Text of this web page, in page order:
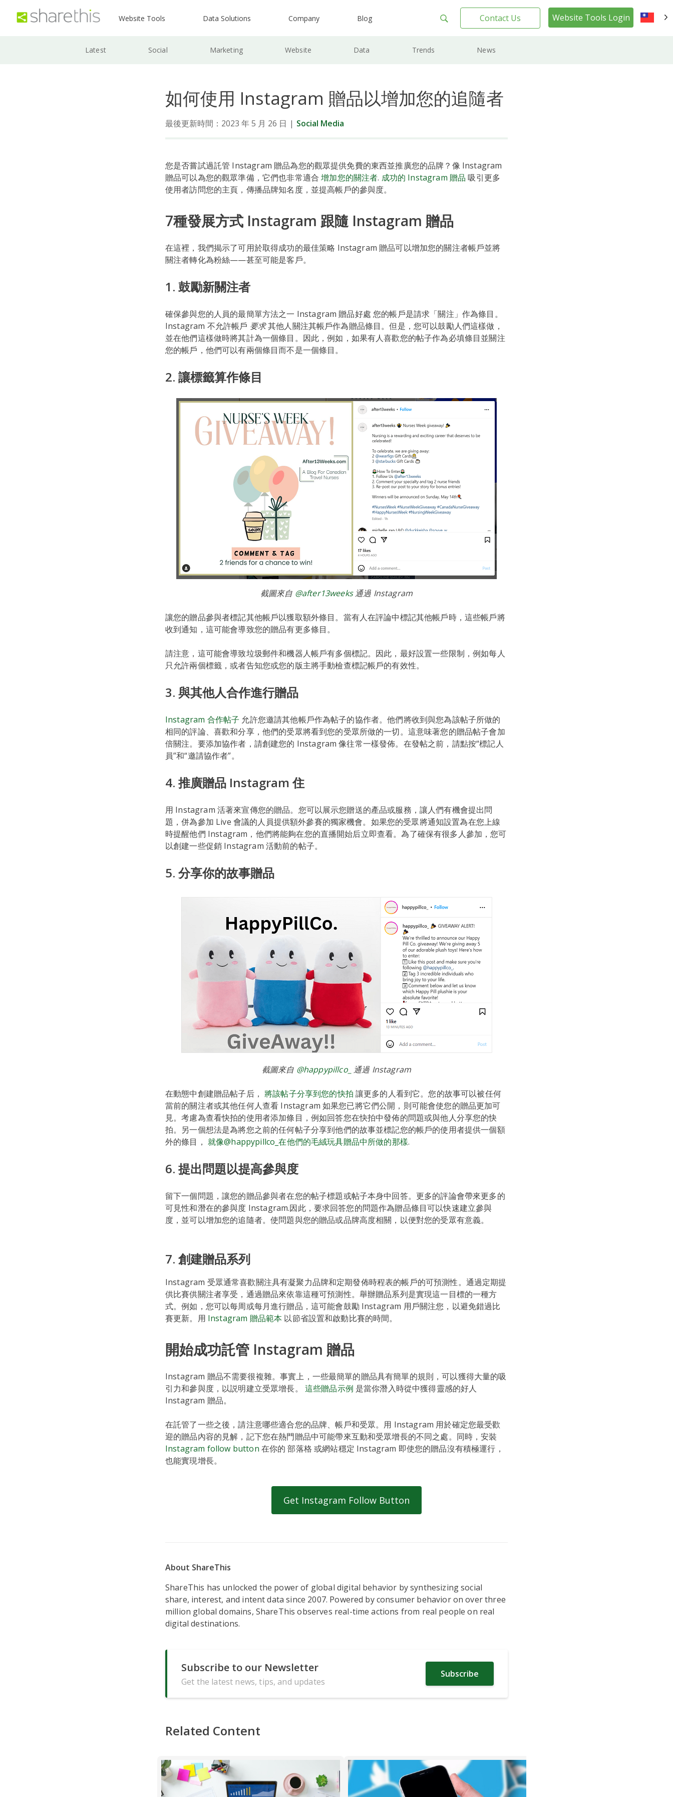
Website Tools Data Solutions Company Blog Contact Us Website Tools Login
Latest Social Marketing Website Data Trends News
如何使用 Instagram 贈品以增加您的追隨者
最後更新時間：2023 年 5 月 26 日 | Social Media
您是否嘗試過託管 Instagram 贈品為您的觀眾提供免費的東西並推廣您的品牌？像 Instagram
贈品可以為您的觀眾準備，它們也非常適合增加您的關注者. 成功的 Instagram 贈品 吸引更多
使用者訪問您的主頁，傳播品牌知名度，並提高帳戶的參與度。
7種發展方式 Instagram 跟隨 Instagram 贈品
在這裡，我們揭示了可用於取得成功的最佳策略 Instagram 贈品可以增加您的關注者帳戶並將
關注者轉化為粉絲——甚至可能是客戶。
1. 鼓勵新關注者
確保參與您的人員的最簡單方法之一 Instagram 贈品好處 您的帳戶是請求「關注」作為條目。
Instagram 不允許帳戶 要求其他人關注其帳戶作為贈品條目。但是，您可以鼓勵人們這樣做，
並在他們這樣做時將其計為一個條目。因此，例如，如果有人喜歡您的帖子作為必填條目並關注
您的帳戶，他們可以有兩個條目而不是一個條目。
2. 讓標籤算作條目
截圖來自 @after13weeks通過 Instagram
讓您的贈品參與者標記其他帳戶以獲取額外條目。當有人在評論中標記其他帳戶時，這些帳戶將
收到通知，這可能會導致您的贈品有更多條目。
請注意，這可能會導致垃圾郵件和機器人帳戶有多個標記。因此，最好設置一些限制，例如每人
只允許兩個標籤，或者告知您或您的版主將手動檢查標記帳戶的有效性。
3. 與其他人合作進行贈品
Instagram 合作帖子 允許您邀請其他帳戶作為帖子的協作者。他們將收到與您為該帖子所做的
相同的評論、喜歡和分享，他們的受眾將看到您的受眾所做的一切。這意味著您的贈品帖子會加
倍關注。要添加協作者，請創建您的 Instagram 像往常一樣發佈。在發帖之前，請點按“標記人
員”和“邀請協作者”。
4. 推廣贈品 Instagram 住
用 Instagram 活著來宣傳您的贈品。您可以展示您贈送的產品或服務，讓人們有機會提出問
題，併為參加 Live 會議的人員提供額外參賽的獨家機會。如果您的受眾將通知設置為在您上線
時提醒他們 Instagram，他們將能夠在您的直播開始后立即查看。為了確保有很多人參加，您可
以創建一些促銷 Instagram 活動前的帖子。
5. 分享你的故事贈品
截圖來自 @happypillco_ 通過 Instagram
在動態中創建贈品帖子后， 將該帖子分享到您的快拍 讓更多的人看到它。您的故事可以被任何
當前的關注者或其他任何人查看 Instagram 如果您已將它們公開，則可能會使您的贈品更加可
見。考慮為查看快拍的使用者添加條目，例如回答您在快拍中發佈的問題或與他人分享您的快
拍。另一個想法是為將您之前的任何帖子分享到他們的故事並標記您的帳戶的使用者提供一個額
外的條目， 就像@happypillco_在他們的毛絨玩具贈品中所做的那樣.
6. 提出問題以提高參與度
留下一個問題，讓您的贈品參與者在您的帖子標題或帖子本身中回答。更多的評論會帶來更多的
可見性和潛在的參與度 Instagram.因此，要求回答您的問題作為贈品條目可以快速建立參與
度，並可以增加您的追隨者。使問題與您的贈品或品牌高度相關，以便對您的受眾有意義。
7. 創建贈品系列
Instagram 受眾通常喜歡關注具有凝聚力品牌和定期發佈時程表的帳戶的可預測性。通過定期提
供比賽供關注者享受，通過贈品來依靠這種可預測性。舉辦贈品系列是實現這一目標的一種方
式。例如，您可以每周或每月進行贈品，這可能會鼓勵 Instagram 用戶關注您，以避免錯過比
賽更新。用 Instagram 贈品範本 以節省設置和啟動比賽的時間。
開始成功託管 Instagram 贈品
Instagram 贈品不需要很複雜。事實上，一些最簡單的贈品具有簡單的規則，可以獲得大量的吸
引力和參與度，以説明建立受眾增長。 這些贈品示例 是當你潛入時從中獲得靈感的好人
Instagram 贈品。
在託管了一些之後，請注意哪些適合您的品牌、帳戶和受眾。用 Instagram 用於確定您最受歡
迎的贈品內容的見解，記下您在熱門贈品中可能帶來互動和受眾增長的不同之處。同時，安裝
Instagram follow button 在你的 部落格 或網站穩定 Instagram 即使您的贈品沒有積極運行，
也能實現增長。
Get Instagram Follow Button
About ShareThis
ShareThis has unlocked the power of global digital behavior by synthesizing social
share, interest, and intent data since 2007. Powered by consumer behavior on over three
million global domains, ShareThis observes real-time actions from real people on real
digital destinations.
Subscribe to our Newsletter
Get the latest news, tips, and updates
Subscribe
Related Content